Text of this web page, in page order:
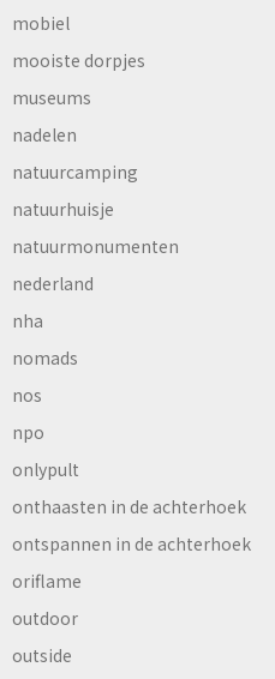
mobiel
mooiste dorpjes
museums
nadelen
natuurcamping
natuurhuisje
natuurmonumenten
nederland
nha
nomads
nos
npo
onlypult
onthaasten in de achterhoek
ontspannen in de achterhoek
oriflame
outdoor
outside